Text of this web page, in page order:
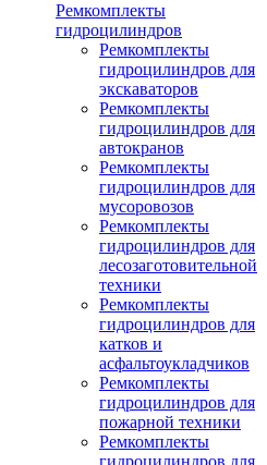
Ремкомплекты
гидроцилиндров
Ремкомплекты
гидроцилиндров для
экскаваторов
Ремкомплекты
гидроцилиндров для
автокранов
Ремкомплекты
гидроцилиндров для
мусоровозов
Ремкомплекты
гидроцилиндров для
лесозаготовительной
техники
Ремкомплекты
гидроцилиндров для
катков и
асфальтоукладчиков
Ремкомплекты
гидроцилиндров для
пожарной техники
Ремкомплекты
гидроцилиндров для